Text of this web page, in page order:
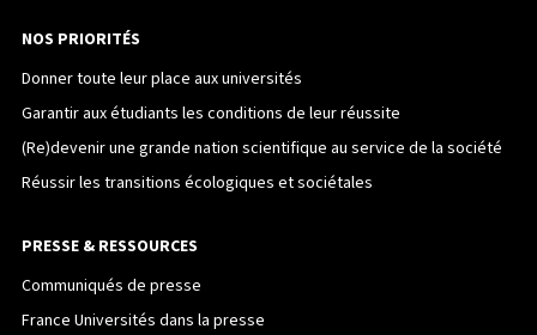
NOS PRIORITÉS
Donner toute leur place aux universités
Garantir aux étudiants les conditions de leur réussite
(Re)devenir une grande nation scientifique au service de la société
Réussir les transitions écologiques et sociétales
PRESSE & RESSOURCES
Communiqués de presse
France Universités dans la presse